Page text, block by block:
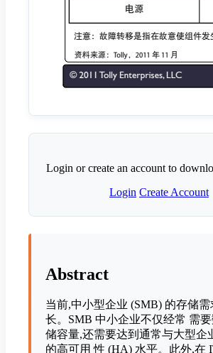
Login or create an account to
Login Create Account
Abstract
当前,中小型企业 (SMB) 的存储需
长。SMB 中小企业不仅经常 需
储容量,还需要达到通常与大型企
的高可用 性 (HA) 水平。此外,在